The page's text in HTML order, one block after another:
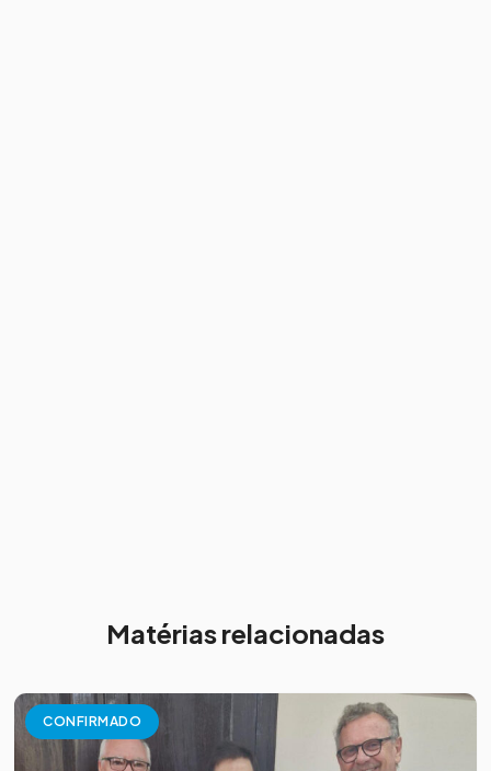
Matérias relacionadas
CONFIRMADO